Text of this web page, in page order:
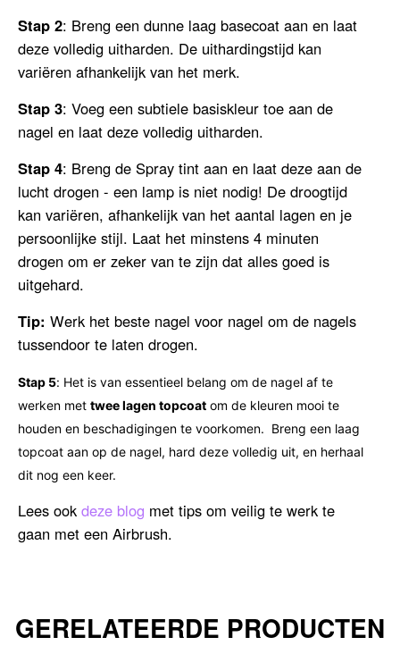
Stap 2: Breng een dunne laag basecoat aan en laat
deze volledig uitharden. De uithardingstijd kan
variëren afhankelijk van het merk.
Stap 3: Voeg een subtiele basiskleur toe aan de
nagel en laat deze volledig uitharden.
Stap 4: Breng de Spray tint aan en laat deze aan de
lucht drogen - een lamp is niet nodig! De droogtijd
kan variëren, afhankelijk van het aantal lagen en je
persoonlijke stijl. Laat het minstens 4 minuten
drogen om er zeker van te zijn dat alles goed is
uitgehard.
Tip: Werk het beste nagel voor nagel om de nagels
tussendoor te laten drogen.
Stap 5: Het is van essentieel belang om de nagel af te
werken met twee lagen topcoat om de kleuren mooi te
houden en beschadigingen te voorkomen. Breng een laag
topcoat aan op de nagel, hard deze volledig uit, en herhaal
dit nog een keer.
Lees ook deze blog met tips om veilig te werk te
gaan met een Airbrush.
GERELATEERDE PRODUCTEN